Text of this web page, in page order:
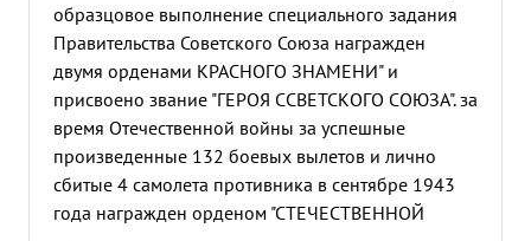
образцовое выполнение специального задания
Правительства Советского Союза награжден
двумя орденами КРАСНОГО ЗНАМЕНИ" и
присвоено звание "ГЕРОЯ ССВЕТСКОГО СОЮЗА". за
время Отечественной войны за успешные
произведенные 132 боевых вылетов и лично
сбитые 4 самолета противника в сентябре 1943
года награжден орденом "СТЕЧЕСТВЕННОЙ